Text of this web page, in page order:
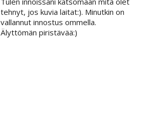
tehnyt, jos kuvia laitat:). Minutkin on
vallannut innostus ommella.
Älyttömän piristävää:)